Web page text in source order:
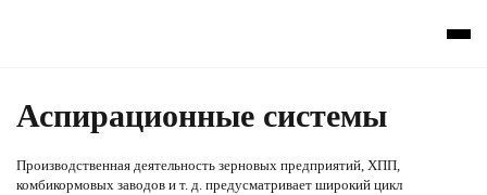
Аспирационные системы
Производственная деятельность зерновых предприятий, ХПП,
комбикормовых заводов и т. д. предусматривает широкий цикл